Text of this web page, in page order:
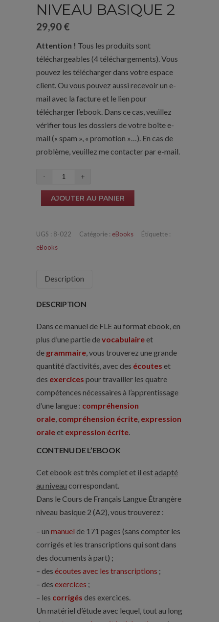
NIVEAU BASIQUE 2
29,90 €
Attention ! Tous les produits sont
téléchargeables (4 téléchargements). Vous
pouvez les télécharger dans votre espace
client. Ou vous pouvez aussi recevoir un e-
mail avec la facture et le lien pour
télécharger l’ebook. Dans ce cas, veuillez
vérifier tous les dossiers de votre boîte e-
mail (« spam », « promotion »…). En cas de
problème, veuillez me contacter par e-mail.
quantité
Cours
basique
AJOUTER AU PANIER
UGS : 8-022 Catégorie : eBooks
Étiquette :
eBooks
Description
DESCRIPTION
Dans ce manuel de FLE au format ebook, en
plus d’une partie devocabulaireet
de grammaire , vous trouverez une grande
quantité d’activités, avec des écoutes et
des exercices pour travailler les quatre
compétences nécessaires à l’apprentissage
d’une langue : compréhension
orale compréhension écrite expression
oraleet expression écrite
CONTENU DE L’EBOOK
Cet ebook est très complet et il estadapté
au niveau correspondant.
Dans leCours de Français Langue Étrangère
niveau basique 2 (A2) , vous trouverez :
– un manuel de 171 pages (sans compter les
corrigés et les transcriptions qui sont dans
des documents à part) ;
– des écoutes avec les transcriptions ;
– des exercices ;
– les corrigés des exercices.
Un matériel d’étude avec lequel, tout au long